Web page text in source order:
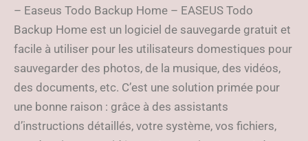
– Easeus Todo Backup Home – EASEUS Todo
Backup Home est un logiciel de sauvegarde gratuit et
facile à utiliser pour les utilisateurs domestiques pour
sauvegarder des photos, de la musique, des vidéos,
des documents, etc. C’est une solution primée pour
une bonne raison : grâce à des assistants
d’instructions détaillés, votre système, vos fichiers,